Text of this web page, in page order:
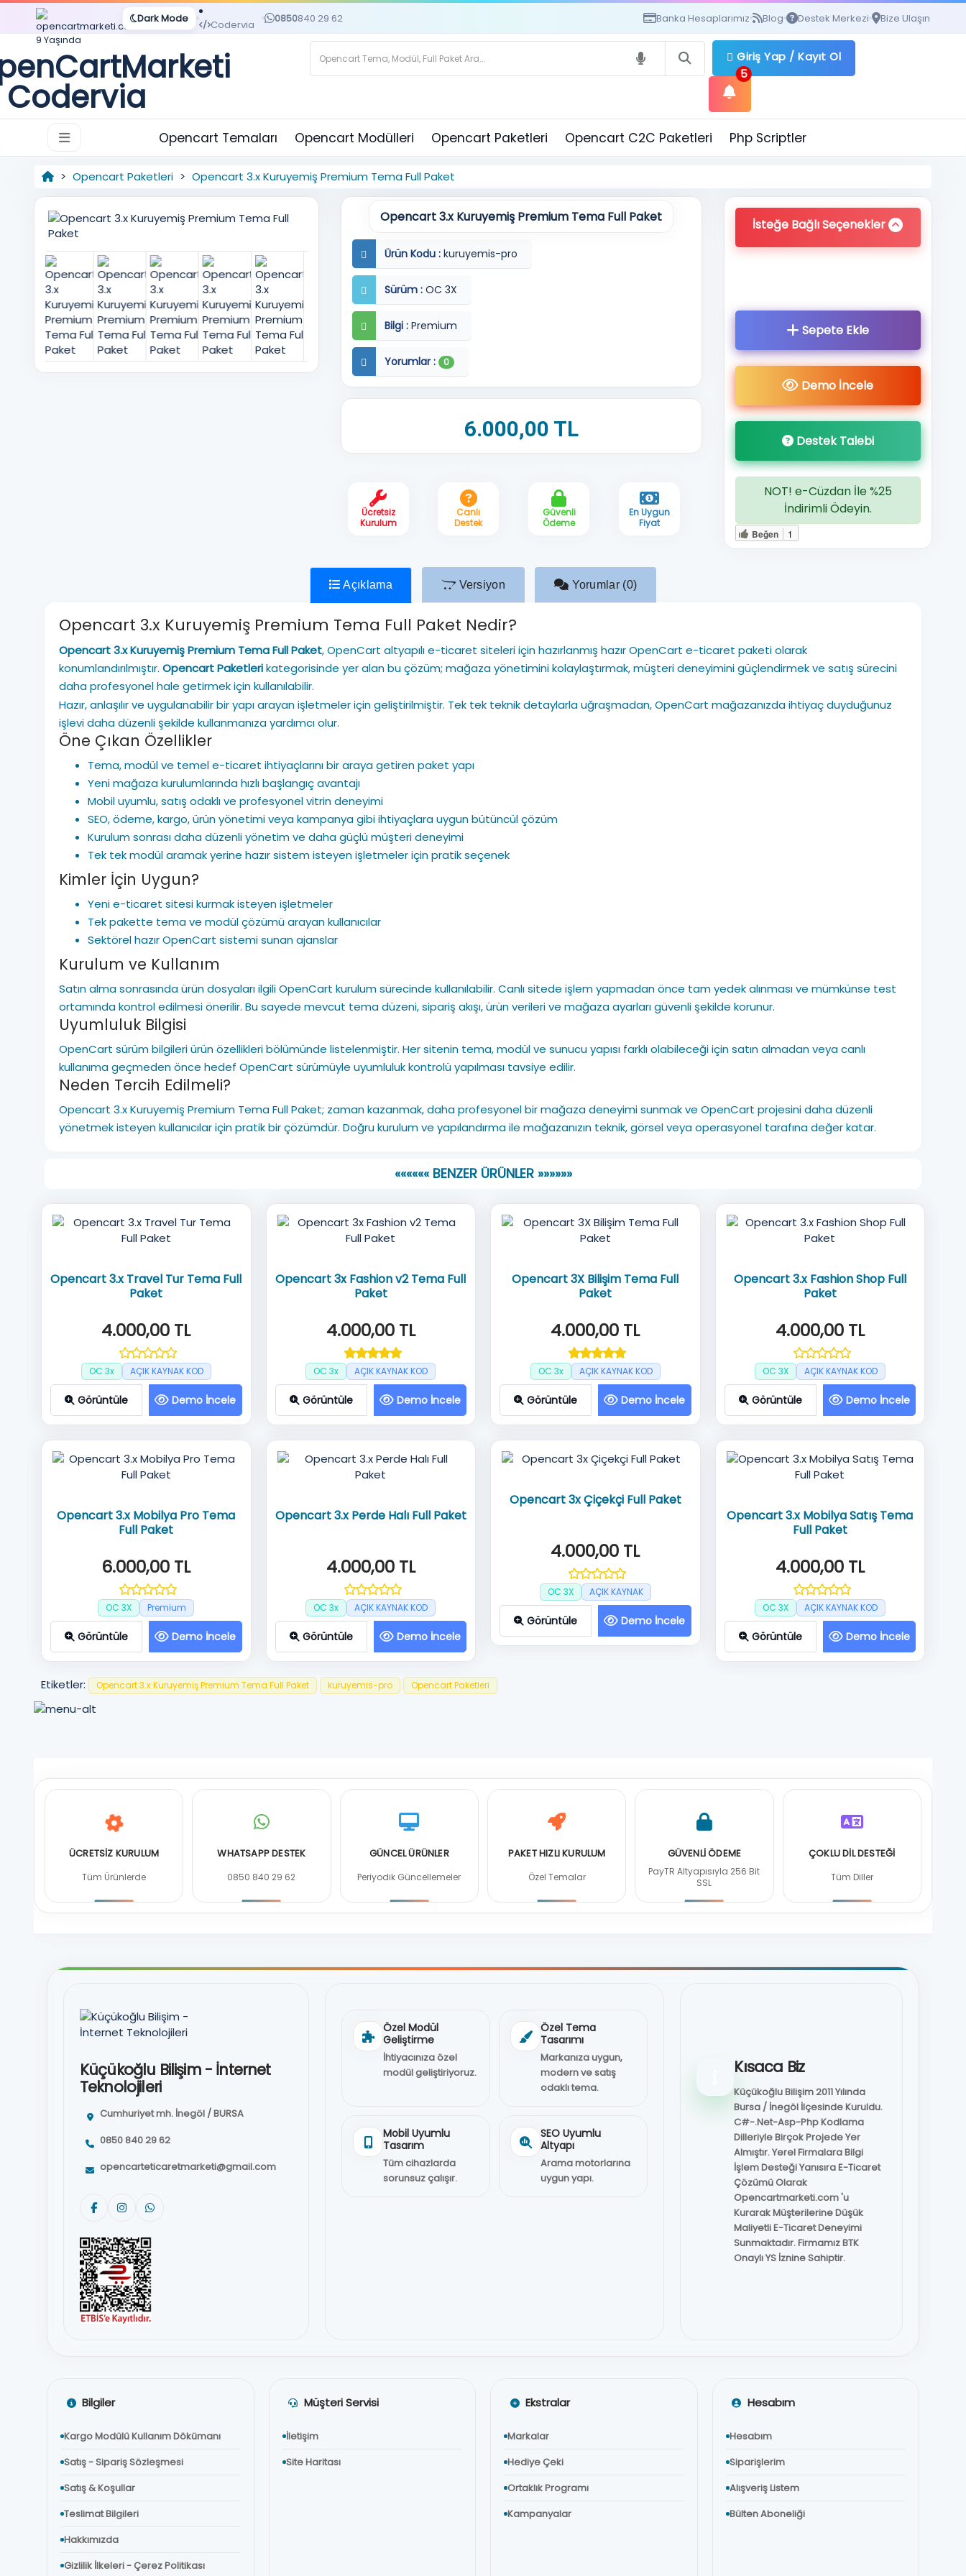
Dark Mode Codervia 0850840 29 62 Banka Hesaplarımız Blog Destek Merkezi Bize Ulaşın
Giriş Yap / Kayıt Ol
5
Opencart Temaları Opencart Modülleri Opencart Paketleri Opencart C2C Paketleri Php Scriptler
Opencart Paketleri Opencart 3.x Kuruyemiş Premium Tema Full Paket
Opencart 3.x Kuruyemiş Premium Tema Full Paket
Ürün Kodu : kuruyemis-pro
Sürüm :OC 3X
Bilgi :Premium
Yorumlar : 0
6.000,00 TL
Ücretsiz
Kurulum
Canlı
Destek
Güvenli
Ödeme
En Uygun
Fiyat
İsteğe Bağlı Seçenekler
Sepete Ekle
Demo İncele
Destek Talebi
NOT! e-Cüzdan İle %25
İndirimli Ödeyin.
Beğen 1
Açıklama Versiyon Yorumlar (0)
Opencart 3.x Kuruyemiş Premium Tema Full Paket Nedir?
Opencart 3.x Kuruyemiş Premium Tema Full Paket, OpenCart altyapılı e-ticaret siteleri için hazırlanmış hazır OpenCart e-ticaret paketi olarak
konumlandırılmıştır. Opencart Paketlerikategorisinde yer alan bu çözüm; mağaza yönetimini kolaylaştırmak, müşteri deneyimini güçlendirmek ve satış sürecini
daha profesyonel hale getirmek için kullanılabilir.
Hazır, anlaşılır ve uygulanabilir bir yapı arayan işletmeler için geliştirilmiştir. Tek tek teknik detaylarla uğraşmadan, OpenCart mağazanızda ihtiyaç duyduğunuz
işlevi daha düzenli şekilde kullanmanıza yardımcı olur.
Öne Çıkan Özellikler
Tema, modül ve temel e-ticaret ihtiyaçlarını bir araya getiren paket yapı
Yeni mağaza kurulumlarında hızlı başlangıç avantajı
Mobil uyumlu, satış odaklı ve profesyonel vitrin deneyimi
SEO, ödeme, kargo, ürün yönetimi veya kampanya gibi ihtiyaçlara uygun bütüncül çözüm
Kurulum sonrası daha düzenli yönetim ve daha güçlü müşteri deneyimi
Tek tek modül aramak yerine hazır sistem isteyen işletmeler için pratik seçenek
Kimler İçin Uygun?
Yeni e-ticaret sitesi kurmak isteyen işletmeler
Tek pakette tema ve modül çözümü arayan kullanıcılar
Sektörel hazır OpenCart sistemi sunan ajanslar
Kurulum ve Kullanım
Satın alma sonrasında ürün dosyaları ilgili OpenCart kurulum sürecinde kullanılabilir. Canlı sitede işlem yapmadan önce tam yedek alınması ve mümkünse test
ortamında kontrol edilmesi önerilir. Bu sayede mevcut tema düzeni, sipariş akışı, ürün verileri ve mağaza ayarları güvenli şekilde korunur.
Uyumluluk Bilgisi
OpenCart sürüm bilgileri ürün özellikleri bölümünde listelenmiştir. Her sitenin tema, modül ve sunucu yapısı farklı olabileceği için satın almadan veya canlı
kullanıma geçmeden önce hedef OpenCart sürümüyle uyumluluk kontrolü yapılması tavsiye edilir.
Neden Tercih Edilmeli?
Opencart 3.x Kuruyemiş Premium Tema Full Paket; zaman kazanmak, daha profesyonel bir mağaza deneyimi sunmak ve OpenCart projesini daha düzenli
yönetmek isteyen kullanıcılar için pratik bir çözümdür. Doğru kurulum ve yapılandırma ile mağazanızın teknik, görsel veya operasyonel tarafına değer katar.
«««««« BENZER ÜRÜNLER »»»»»»
Opencart 3.x Travel Tur Tema Full
Paket
4.000,00 TL
OC 3x AÇIK KAYNAK KOD
Görüntüle Demo İncele
Opencart 3x Fashion v2 Tema Full
Paket
4.000,00 TL
OC 3x AÇIK KAYNAK KOD
Görüntüle Demo İncele
Opencart 3X Bilişim Tema Full
Paket
4.000,00 TL
OC 3x AÇIK KAYNAK KOD
Görüntüle Demo İncele
Opencart 3.x Fashion Shop Full
Paket
4.000,00 TL
OC 3X AÇIK KAYNAK KOD
Görüntüle Demo İncele
Opencart 3.x Mobilya Pro Tema
Full Paket
6.000,00 TL
OC 3X Premium
Görüntüle Demo İncele
Opencart 3.x Perde Halı Full Paket
4.000,00 TL
OC 3x AÇIK KAYNAK KOD
Görüntüle Demo İncele
Opencart 3x Çiçekçi Full Paket
4.000,00 TL
OC 3X AÇIK KAYNAK
Görüntüle Demo İncele
Opencart 3.x Mobilya Satış Tema
Full Paket
4.000,00 TL
OC 3X AÇIK KAYNAK KOD
Görüntüle Demo İncele
Etiketler: Opencart 3.x Kuruyemiş Premium Tema Full Paket kuruyemis-pro Opencart Paketleri
ÜCRETSİZ KURULUM
Tüm Ürünlerde
WHATSAPP DESTEK
0850 840 29 62
GÜNCEL ÜRÜNLER
Periyodik Güncellemeler
PAKET HIZLI KURULUM
Özel Temalar
GÜVENLİ ÖDEME
PayTR Altyapısıyla 256 Bit
SSL
ÇOKLU DİL DESTEĞİ
Tüm Diller
Küçükoğlu Bilişim - İnternet
Teknolojileri
Cumhuriyet mh. İnegöl / BURSA
0850 840 29 62
opencarteticaretmarketi@gmail.com
Özel Modül
Geliştirme
İhtiyacınıza özel
modül geliştiriyoruz.
Özel Tema
Tasarımı
Markanıza uygun,
modern ve satış
odaklı tema.
Mobil Uyumlu
Tasarım
Tüm cihazlarda
sorunsuz çalışır.
SEO Uyumlu
Altyapı
Arama motorlarına
uygun yapı.
Kısaca Biz
Küçükoğlu Bilişim 2011 Yılında
Bursa / İnegöl İlçesinde Kuruldu.
C#-.Net-Asp-Php Kodlama
Dilleriyle Birçok Projede Yer
Almıştır. Yerel Firmalara Bilgi
İşlem Desteği Yanısıra E-Ticaret
Çözümü Olarak
Opencartmarketi.com 'u
Kurarak Müşterilerine Düşük
Maliyetli E-Ticaret Deneyimi
Sunmaktadır. Firmamız BTK
Onaylı YS İznine Sahiptir.
Bilgiler
Kargo Modülü Kullanım Dökümanı
Satış - Sipariş Sözleşmesi
Satış & Koşullar
Teslimat Bilgileri
Hakkımızda
Gizlilik İlkeleri - Çerez Politikası
Müşteri Servisi
İletişim
Site Haritası
Ekstralar
Markalar
Hediye Çeki
Ortaklık Programı
Kampanyalar
Hesabım
Hesabım
Siparişlerim
Alışveriş Listem
Bülten Aboneliği